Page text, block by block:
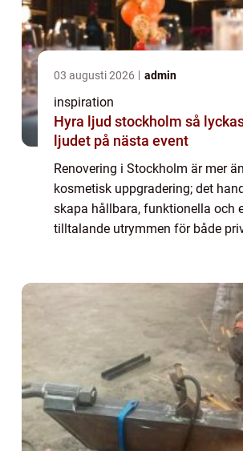
03 augusti 2026 admin
inspiration
Hyra ljud stockholm så lyckas du med
ljudet på nästa event
Renovering i Stockholm är mer
kosmetisk uppgradering; det
skapa hållbara, funktionella och
tilltalande utrymmen för både